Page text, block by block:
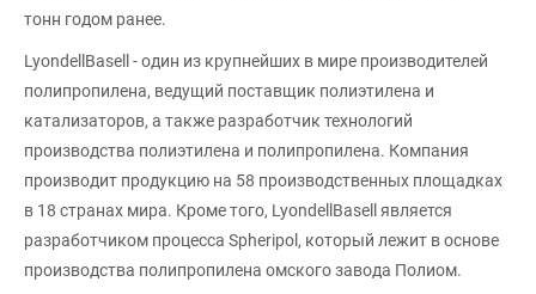
тонн годом ранее.
LyondellBasell - один из крупнейших в мире производителей
полипропилена, ведущий поставщик полиэтилена и
катализаторов, а также разработчик технологий
производства полиэтилена и полипропилена. Компания
производит продукцию на 58 производственных площадках
в 18 странах мира. Кроме того, LyondellBasell является
разработчиком процесса Spheripol, который лежит в основе
производства полипропилена омского завода Полиом.